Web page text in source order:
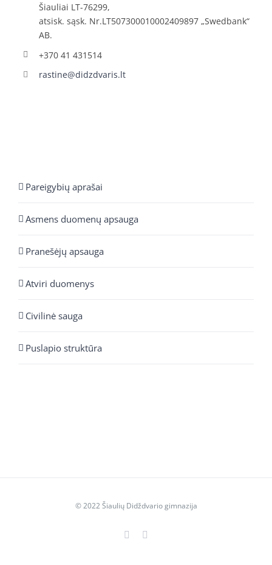
Šiauliai LT-76299,
atsisk. sąsk. Nr.LT507300010002409897 „Swedbank“
AB.
+370 41 431514
rastine@didzdvaris.lt
Pareigybių aprašai
Asmens duomenų apsauga
Pranešėjų apsauga
Atviri duomenys
Civilinė sauga
Puslapio struktūra
© 2022 Šiaulių Didždvario gimnazija
Facebook